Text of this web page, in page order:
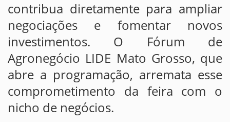
contribua diretamente para ampliar
negociações e fomentar novos
investimentos. O Fórum de
Agronegócio LIDE Mato Grosso, que
abre a programação, arremata esse
comprometimento da feira com o
nicho de negócios.